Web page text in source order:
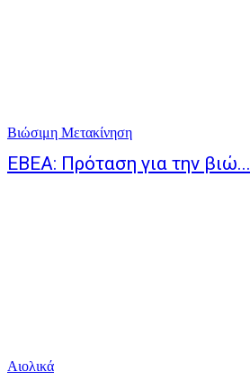
Βιώσιμη Μετακίνηση
ΕΒΕΑ: Πρόταση για την βιώ...
Αιολικά